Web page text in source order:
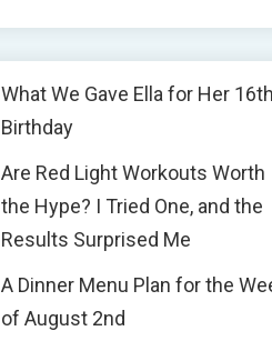
What We Gave Ella for Her 16th
Birthday
Are Red Light Workouts Worth
the Hype? I Tried One, and the
Results Surprised Me
A Dinner Menu Plan for the
of August 2nd